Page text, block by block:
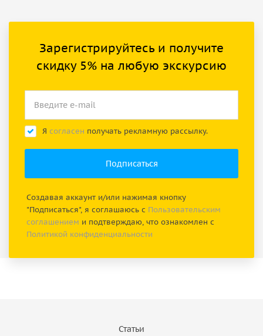
Зарегистрируйтесь и получите
скидку 5% на любую экскурсию
Я согласен получать рекламную рассылку.
Создавая аккаунт и/или нажимая кнопку
"Подписаться", я соглашаюсь с Пользовательским
соглашением и подтверждаю, что ознакомлен с
Политикой конфиденциальности
Статьи